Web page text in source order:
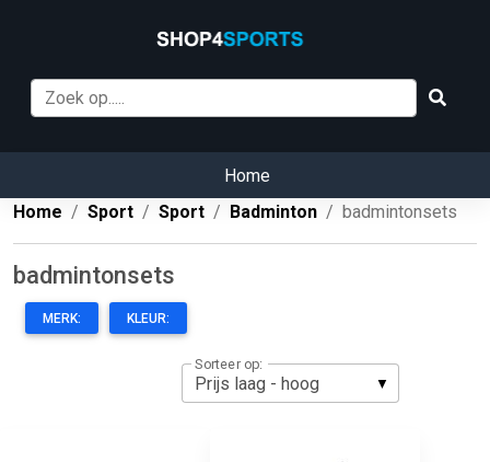
Home
Home
Sport Sport Badminton badmintonsets
badmintonsets
MERK: KLEUR:
Sorteer op: